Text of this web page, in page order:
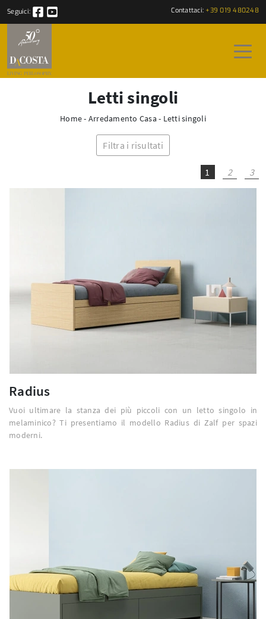
Seguici: Contattaci: +39 019 480248
Letti singoli
Home- Arredamento Casa - Letti singoli
Filtra i risultati
1 2 3
Radius
Vuoi ultimare la stanza dei più piccoli con un letto singolo in
melaminico? Ti presentiamo il modello Radius di Zalf per spazi
moderni.